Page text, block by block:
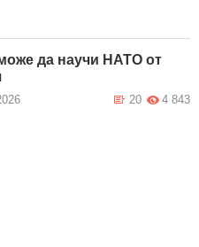
да научи НАТО от
4 843
20